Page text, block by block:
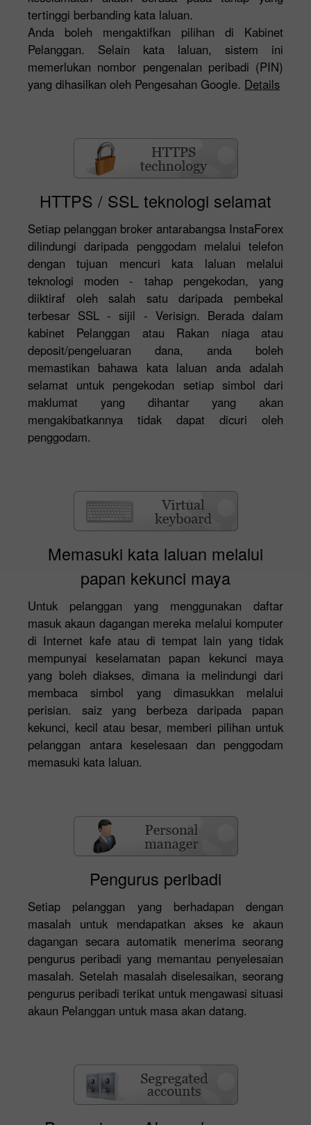
tertinggi berbanding kata laluan.
Anda boleh mengaktifkan pilihan di Kabinet
Pelanggan. Selain kata laluan, sistem ini
memerlukan nombor pengenalan peribadi (PIN)
yang dihasilkan oleh Pengesahan Google. Details
HTTPS / SSL teknologi selamat
Setiap pelanggan broker antarabangsa InstaForex
dilindungi daripada penggodam melalui telefon
dengan tujuan mencuri kata laluan melalui
teknologi moden - tahap pengekodan, yang
diiktiraf oleh salah satu daripada pembekal
terbesar SSL - sijil - Verisign. Berada dalam
kabinet Pelanggan atau Rakan niaga atau
deposit/pengeluaran dana, anda boleh
memastikan bahawa kata laluan anda adalah
selamat untuk pengekodan setiap simbol dari
maklumat yang dihantar yang akan
mengakibatkannya tidak dapat dicuri oleh
penggodam.
Memasuki kata laluan melalui
papan kekunci maya
Untuk pelanggan yang menggunakan daftar
masuk akaun dagangan mereka melalui komputer
di Internet kafe atau di tempat lain yang tidak
mempunyai keselamatan papan kekunci maya
yang boleh diakses, dimana ia melindungi dari
membaca simbol yang dimasukkan melalui
perisian. saiz yang berbeza daripada papan
kekunci, kecil atau besar, memberi pilihan untuk
pelanggan antara keselesaan dan penggodam
memasuki kata laluan.
Pengurus peribadi
Setiap pelanggan yang berhadapan dengan
masalah untuk mendapatkan akses ke akaun
dagangan secara automatik menerima seorang
pengurus peribadi yang memantau penyelesaian
masalah. Setelah masalah diselesaikan, seorang
pengurus peribadi terikat untuk mengawasi situasi
akaun Pelanggan untuk masa akan datang.